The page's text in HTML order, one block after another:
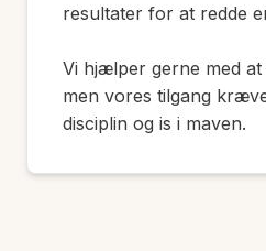
resultater for at redde
Vi hjælper gerne med
men vores tilgang
disciplin og is i maven.